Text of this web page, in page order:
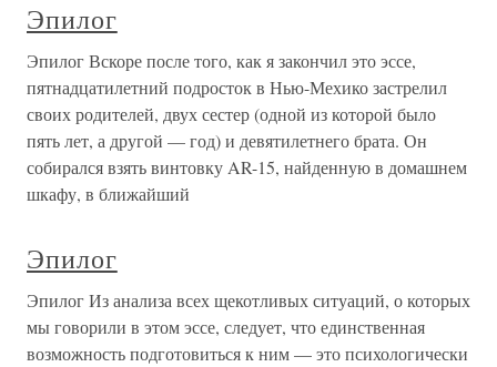
Эпилог
Эпилог Вскоре после того, как я закончил это эссе,
пятнадцатилетний подросток в Нью-Мехико застрелил
своих родителей, двух сестер (одной из которой было
пять лет, а другой — год) и девятилетнего брата. Он
собирался взять винтовку AR-15, найденную в домашнем
шкафу, в ближайший
Эпилог
Эпилог Из анализа всех щекотливых ситуаций, о которых
мы говорили в этом эссе, следует, что единственная
возможность подготовиться к ним — это психологически